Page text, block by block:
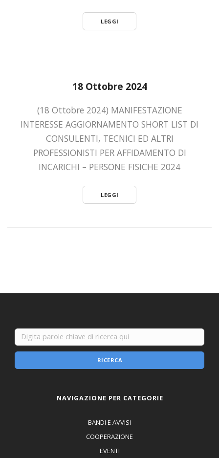
LEGGI
18 Ottobre 2024
(18 Ottobre 2024) MANIFESTAZIONE
INTERESSE AGGIORNAMENTO SHORT LIST DI
CONSULENTI, TECNICI ED ALTRI
PROFESSIONISTI PER AFFIDAMENTO DI
INCARICHI – PERSONE FISICHE 2024
LEGGI
RICERCA
NAVIGAZIONE PER CATEGORIE
BANDI E AVVISI
COOPERAZIONE
EVENTI